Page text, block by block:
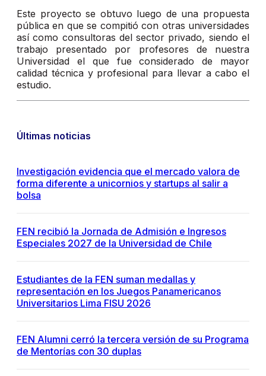
Este proyecto se obtuvo luego de una propuesta
pública en que se compitió con otras universidades
así como consultoras del sector privado, siendo el
trabajo presentado por profesores de nuestra
Universidad el que fue considerado de mayor
calidad técnica y profesional para llevar a cabo el
estudio.
Últimas noticias
Investigación evidencia que el mercado valora de
forma diferente a unicornios y startups al salir a
bolsa
FEN recibió la Jornada de Admisión e Ingresos
Especiales 2027 de la Universidad de Chile
Estudiantes de la FEN suman medallas y
representación en los Juegos Panamericanos
Universitarios Lima FISU 2026
FEN Alumni cerró la tercera versión de su Programa
de Mentorías con 30 duplas